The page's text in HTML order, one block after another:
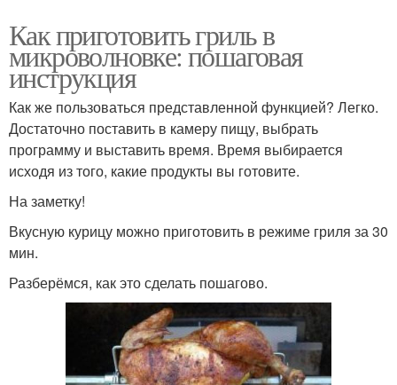
Как приготовить гриль в
микроволновке: пошаговая
инструкция
Как же пользоваться представленной функцией? Легко.
Достаточно поставить в камеру пищу, выбрать
программу и выставить время. Время выбирается
исходя из того, какие продукты вы готовите.
На заметку!
Вкусную курицу можно приготовить в режиме гриля за 30
мин.
Разберёмся, как это сделать пошагово.